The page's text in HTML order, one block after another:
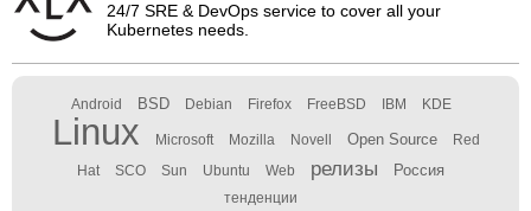
24/7 SRE & DevOps service to cover all your
Kubernetes needs.
Android BSD Debian Firefox FreeBSD IBM KDE
Linux Microsoft Mozilla Novell Open Source Red
Hat SCO Sun Ubuntu Web релизы Россия
тенденции